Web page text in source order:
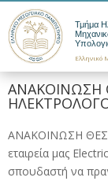
Τμήμα
Ελληνικό
ΑΝΑΚΟΙΝΩΣΗ
ΑΝΑΚΟΙΝΩΣΗ
εταιρεία μας
σπουδαστή να